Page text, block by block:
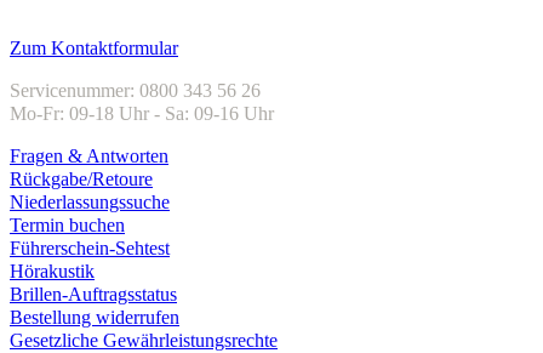
Zum Kontaktformular
Servicenummer: 0800 343 56 26
Mo-Fr: 09-18 Uhr - Sa: 09-16 Uhr
Fragen & Antworten
Rückgabe/Retoure
Niederlassungssuche
Termin buchen
Führerschein-Sehtest
Hörakustik
Brillen-Auftragsstatus
Bestellung widerrufen
Gesetzliche Gewährleistungsrechte